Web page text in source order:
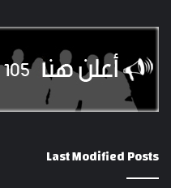
Last Modified Posts